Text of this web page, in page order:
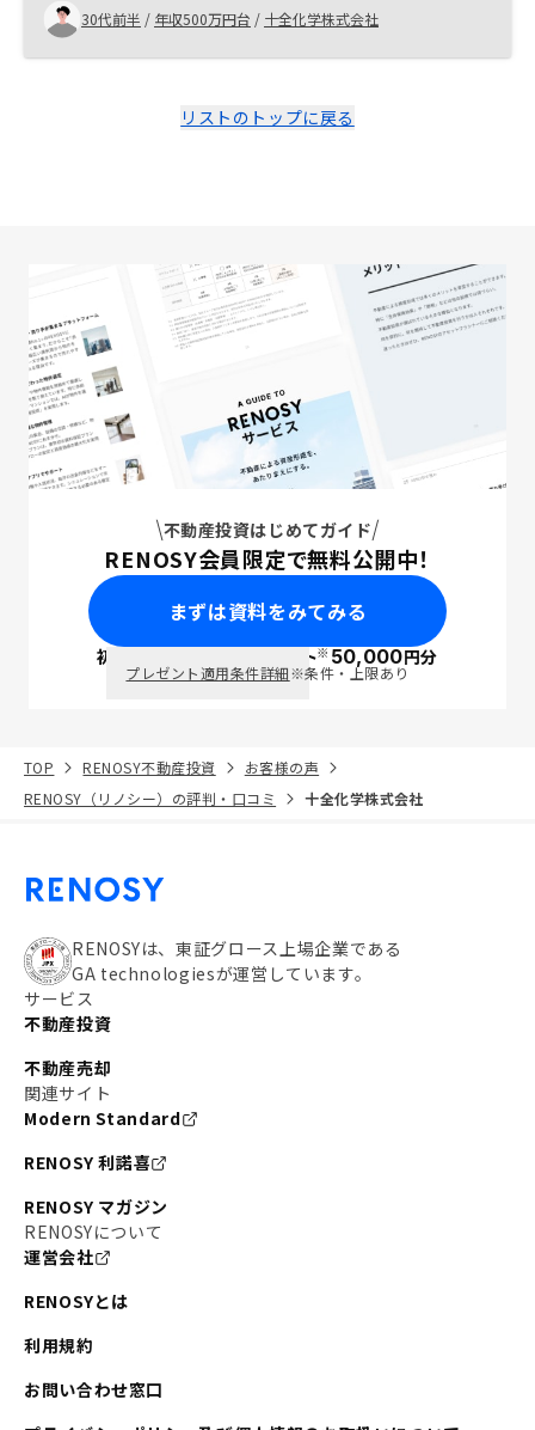
30代前半 / 年収500万円台 / 十全化学株式会社
リストのトップに戻る
不動産投資はじめてガイド
RENOSY会員限定で無料公開中！
まずは資料をみてみる
初回面談で ポイント※50,000円分
プレゼント適用条件詳細※条件・上限あり
TOP RENOSY不動産投資
お客様の声
RENOSY（リノシー）の評判・口コミ
十全化学株式会社
RENOSYは、東証グロース上場企業である
GA technologiesが運営しています。
サービス
不動産投資
不動産売却
関連サイト
Modern Standard
RENOSY 利諾喜
RENOSY マガジン
RENOSYについて
運営会社
RENOSYとは
利用規約
お問い合わせ窓口